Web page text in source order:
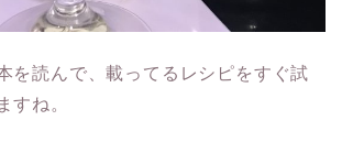
を読んで、載ってるレシピをすぐ試
すね。